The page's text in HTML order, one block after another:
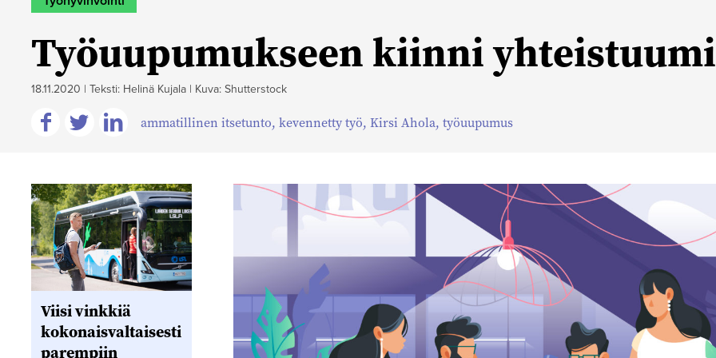
Työuupumuk­seen kiinni
18.11.2020 | Teksti: Helinä Kujala | Kuva: Shutterstock
Facebookissa
Twitterissä
Linkedinissä
ammatillinen itsetunto, kevennetty työ, Kirsi Ahola, työuupumus
Viisi vinkkiä
kokonaisvaltaisesti
parempiin